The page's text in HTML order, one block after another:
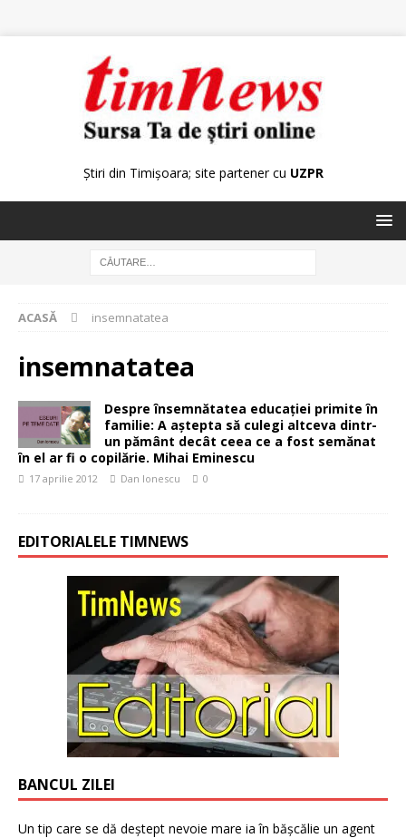
Știri din Timișoara; site partener cu UZPR
ACASĂ insemnatatea
insemnatatea
Despre însemnătatea educației primite în
familie: A aștepta să culegi altceva dintr-
un pământ decât ceea ce a fost semănat
în el ar fi o copilărie. Mihai Eminescu
17 aprilie 2012 Dan Ionescu 0
EDITORIALELE TIMNEWS
BANCUL ZILEI
Un tip care se dă deștept nevoie mare ia în bășcălie un agent